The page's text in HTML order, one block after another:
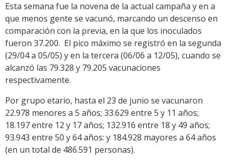
Esta semana fue la novena de la actual campaña y en a
que menos gente se vacunó, marcando un descenso en
comparación con la previa, en la que los inoculados
fueron 37.200. El pico máximo se registró en la segunda
(29/04 a 05/05) y en la tercera (06/06 a 12/05), cuando se
alcanzó las 79.328 y 79.205 vacunaciones
respectivamente.
Por grupo etario, hasta el 23 de junio se vacunaron
22.978 menores a 5 años; 33.629 entre 5 y 11 años;
18.197 entre 12 y 17 años; 132.916 entre 18 y 49 años;
93.943 entre 50 y 64 años: y 184.928 mayores a 64 años
(en un total de 486.591 personas).